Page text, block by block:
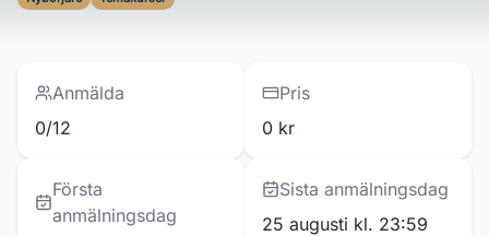
Anmälda
0/12
Pris
0 kr
Första
anmälningsdag
Sista anmälningsdag
25 augusti kl. 23:59